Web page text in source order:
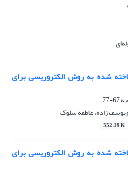
شده به روش الکتروریسی برای
67-77
زاده، عاطفه سلوک
552.19 K
شده به روش الکتروریسی برای